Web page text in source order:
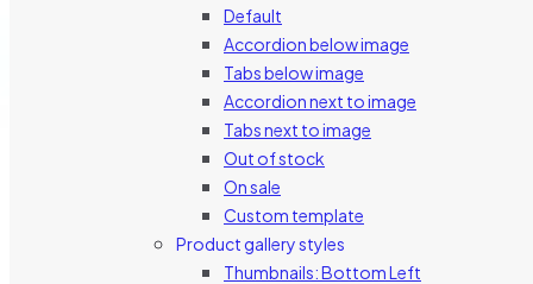
Default
Accordion below image
Tabs below image
Accordion next to image
Tabs next to image
Out of stock
On sale
Custom template
Product gallery styles
Thumbnails: Bottom Left